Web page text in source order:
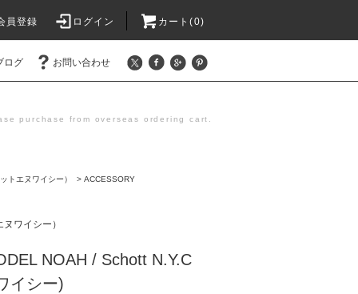
員登録 ログイン カート(0)
ログ お問い合わせ
purchase from overseas ordering cart.
トエヌワイシー） > ACCESSORY
ワイシー）
NOAH / Schott N.Y.C
イシー)